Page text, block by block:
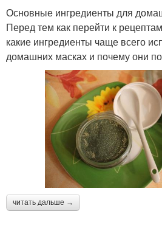
Основные ингредиенты для
Перед тем как перейти к
какие ингредиенты чаще всего
домашних масках и почему они
читать дальше →